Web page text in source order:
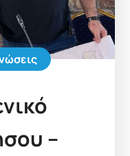
–